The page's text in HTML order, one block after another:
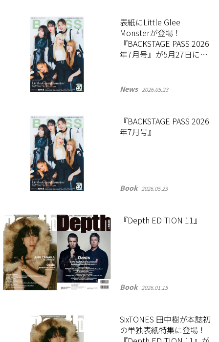
表紙にLittle Glee
Monsterが登場！
『BACKSTAGE PASS 2026
年7月号』が5月27日に発
News 2026.05.23
『BACKSTAGE PASS 2026
年7月号』
Book 2026.05.23
『Depth EDITION 11』
Book 2026.01.15
SixTONES 田中樹が本誌初
の単独表紙特集に登場！